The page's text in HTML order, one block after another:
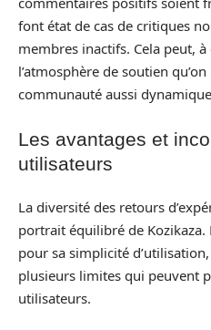
font état de cas de critiques
membres inactifs. Cela peut,
l’atmosphère de soutien
communauté aussi
Les avantages et
utilisateurs
La diversité des retours
portrait équilibré de
pour sa simplicité
plusieurs limites qui peuvent
utilisateurs.